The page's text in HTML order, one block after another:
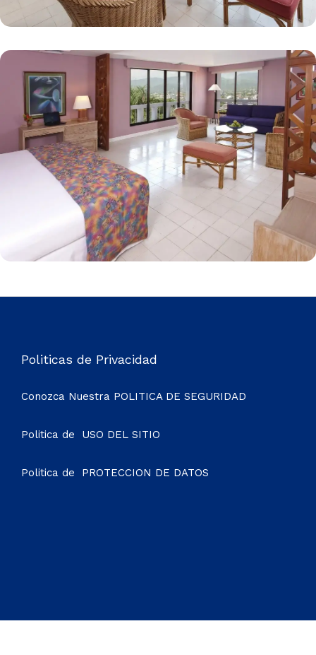
Politicas de Privacidad
Conozca Nuestra POLITICA DE SEGURIDAD
Politica de USO DEL SITIO
Politica de PROTECCION DE DATOS